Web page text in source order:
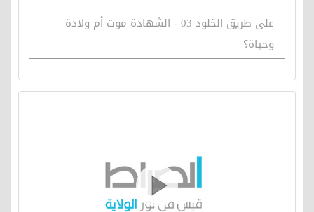
على طريق الخلود 03 - الشهادة موت أم ولادة
وحياة؟